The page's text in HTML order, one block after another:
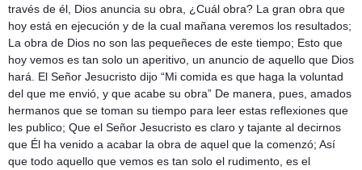
través de él, Dios anuncia su obra, ¿Cuál obra? La gran obra que
hoy está en ejecución y de la cual mañana veremos los resultados;
La obra de Dios no son las pequeñeces de este tiempo; Esto que
hoy vemos es tan solo un aperitivo, un anuncio de aquello que Dios
hará. El Señor Jesucristo dijo “Mi comida es que haga la voluntad
del que me envió, y que acabe su obra” De manera, pues, amados
hermanos que se toman su tiempo para leer estas reflexiones que
les publico; Que el Señor Jesucristo es claro y tajante al decirnos
que Él ha venido a acabar la obra de aquel que la comenzó; Así
que todo aquello que vemos es tan solo el rudimento, es el